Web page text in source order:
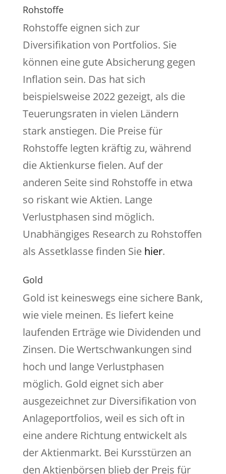
Rohstoffe
Rohstoffe eignen sich zur
Diversifikation von Portfolios. Sie
können eine gute Absicherung gegen
Inflation sein. Das hat sich
beispielsweise 2022 gezeigt, als die
Teuerungsraten in vielen Ländern
stark anstiegen. Die Preise für
Rohstoffe legten kräftig zu, während
die Aktienkurse fielen. Auf der
anderen Seite sind Rohstoffe in etwa
so riskant wie Aktien. Lange
Verlustphasen sind möglich.
Unabhängiges Research zu Rohstoffen
als Assetklasse finden Sie hier.
Gold
Gold ist keineswegs eine sichere Bank,
wie viele meinen. Es liefert keine
laufenden Erträge wie Dividenden und
Zinsen. Die Wertschwankungen sind
hoch und lange Verlustphasen
möglich. Gold eignet sich aber
ausgezeichnet zur Diversifikation von
Anlageportfolios, weil es sich oft in
eine andere Richtung entwickelt als
der Aktienmarkt. Bei Kursstürzen an
den Aktienbörsen blieb der Preis für